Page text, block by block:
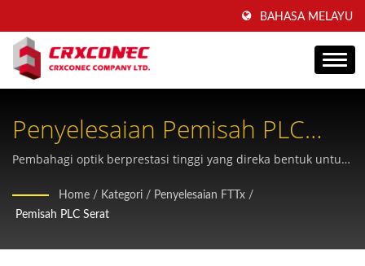
BAHASA MELAYU
Penyelesaian Pemisah PLC
Serat Gred Profesional Untuk
Rangkaian Optik
Pembahagi optik berprestasi tinggi yang direka bentuk untuk
telekomunikasi dengan kehilangan sisipan yang minimum.
Home / Kategori / Penyelesaian FTTx /
Pemisah PLC Serat